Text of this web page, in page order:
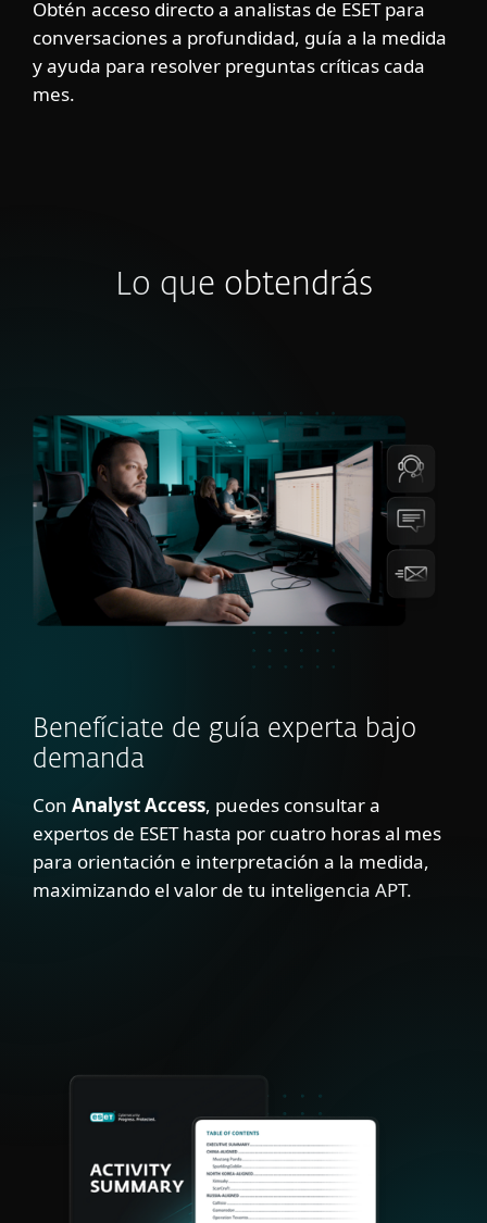
Obtén acceso directo a analistas de ESET para
conversaciones a profundidad, guía a la medida
y ayuda para resolver preguntas críticas cada
mes.
Lo que obtendrás
Benefíciate de guía experta bajo
demanda
Con Analyst Access, puedes consultar a
expertos de ESET hasta por cuatro horas al mes
para orientación e interpretación a la medida,
maximizando el valor de tu inteligencia APT.